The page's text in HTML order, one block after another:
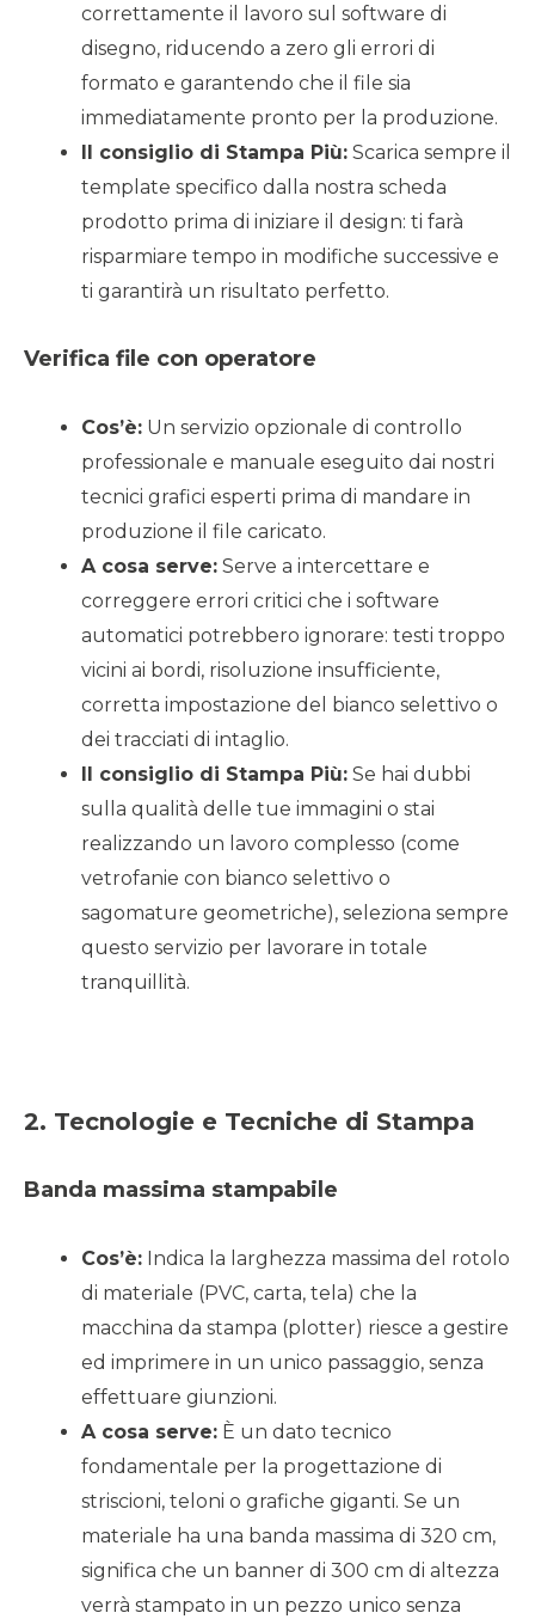
correttamente il lavoro sul software di
disegno, riducendo a zero gli errori di
formato e garantendo che il file sia
immediatamente pronto per la produzione.
Il consiglio di Stampa Più: Scarica sempre il
template specifico dalla nostra scheda
prodotto prima di iniziare il design: ti farà
risparmiare tempo in modifiche successive e
ti garantirà un risultato perfetto.
Verifica file con operatore
Cos’è: Un servizio opzionale di controllo
professionale e manuale eseguito dai nostri
tecnici grafici esperti prima di mandare in
produzione il file caricato.
A cosa serve: Serve a intercettare e
correggere errori critici che i software
automatici potrebbero ignorare: testi troppo
vicini ai bordi, risoluzione insufficiente,
corretta impostazione del bianco selettivo o
dei tracciati di intaglio.
Il consiglio di Stampa Più: Se hai dubbi
sulla qualità delle tue immagini o stai
realizzando un lavoro complesso (come
vetrofanie con bianco selettivo o
sagomature geometriche), seleziona sempre
questo servizio per lavorare in totale
tranquillità.
2. Tecnologie e Tecniche di Stampa
Banda massima stampabile
Cos’è: Indica la larghezza massima del rotolo
di materiale (PVC, carta, tela) che la
macchina da stampa (plotter) riesce a gestire
ed imprimere in un unico passaggio, senza
effettuare giunzioni.
A cosa serve: È un dato tecnico
fondamentale per la progettazione di
striscioni, teloni o grafiche giganti. Se un
materiale ha una banda massima di 320 cm,
significa che un banner di 300 cm di altezza
verrà stampato in un pezzo unico senza